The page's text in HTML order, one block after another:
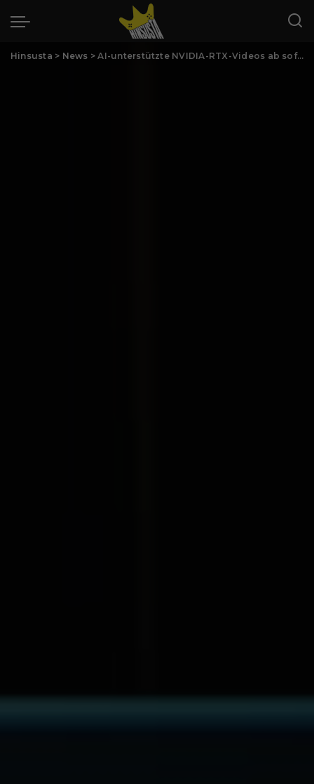
Hinsusta > News >AI-unterstützte NVIDIA-RTX-Videos ab sofort in Mozilla Firefox verfügbar